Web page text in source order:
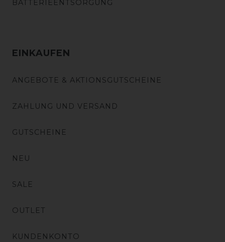
BATTERIEENTSORGUNG
EINKAUFEN
ANGEBOTE & AKTIONSGUTSCHEINE
ZAHLUNG UND VERSAND
GUTSCHEINE
NEU
SALE
OUTLET
KUNDENKONTO